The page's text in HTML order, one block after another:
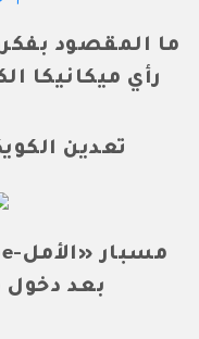
ما المقصود
رأي ميكانيكا
تعدين
بعد دخول